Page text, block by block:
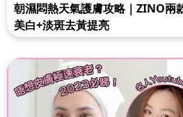
朝濕悶熱天氣護膚攻略｜ZINO兩
美白+淡斑去黃提亮